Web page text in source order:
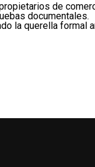
de
documentales.
la querella formal